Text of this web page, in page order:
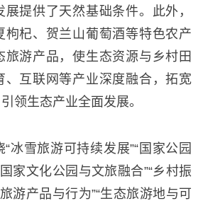
提供了天然基础条件。此外，
枸杞、贺兰山葡萄酒等特色农产
旅游产品，使生态资源与乡村田
、互联网等产业深度融合，拓宽
领生态产业全面发展。
冰雪旅游可持续发展”“国家公园
家文化公园与文旅融合”“乡村振
游产品与行为”“生态旅游地与可